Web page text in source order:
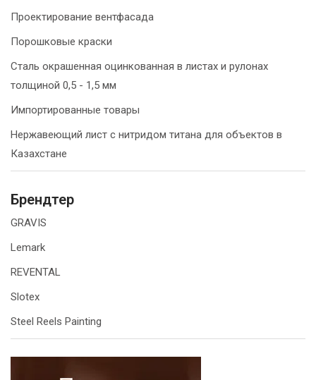
Проектирование вентфасада
Порошковые краски
Сталь окрашенная оцинкованная в листах и рулонах
толщиной 0,5 - 1,5 мм
Импортированные товары
Нержавеющий лист с нитридом титана для объектов в
Казахстане
Брендтер
GRAVIS
Lemark
REVENTAL
Slotex
Steel Reels Painting